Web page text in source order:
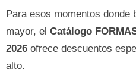
Para esos momentos donde
mayor, el Catálogo
2026 ofrece descuentos
alto.